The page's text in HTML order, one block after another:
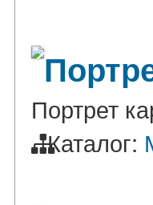
Портрет
Каталог: